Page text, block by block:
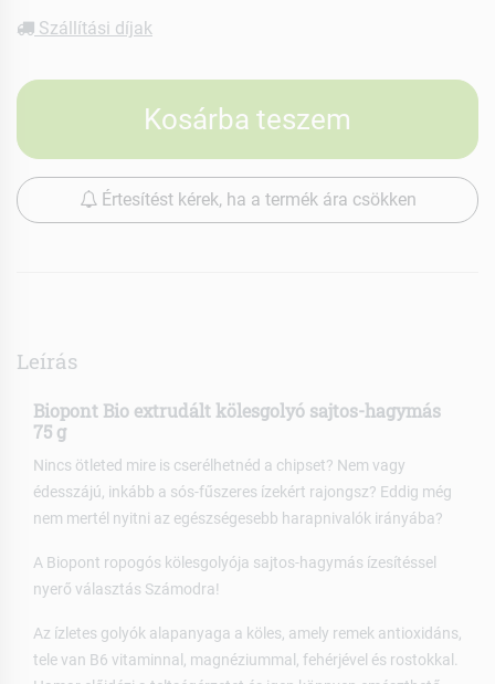
Szállítási díjak
Kosárba teszem
Értesítést kérek, ha a termék ára csökken
Leírás
Biopont Bio extrudált kölesgolyó sajtos-hagymás
75 g
Nincs ötleted mire is cserélhetnéd a chipset? Nem vagy
édesszájú, inkább a sós-fűszeres ízekért rajongsz? Eddig még
nem mertél nyitni az egészségesebb harapnivalók irányába?
A Biopont ropogós kölesgolyója sajtos-hagymás ízesítéssel
nyerő választás Számodra!
Az ízletes golyók alapanyaga a köles, amely remek antioxidáns,
tele van B6 vitaminnal, magnéziummal, fehérjével és rostokkal.